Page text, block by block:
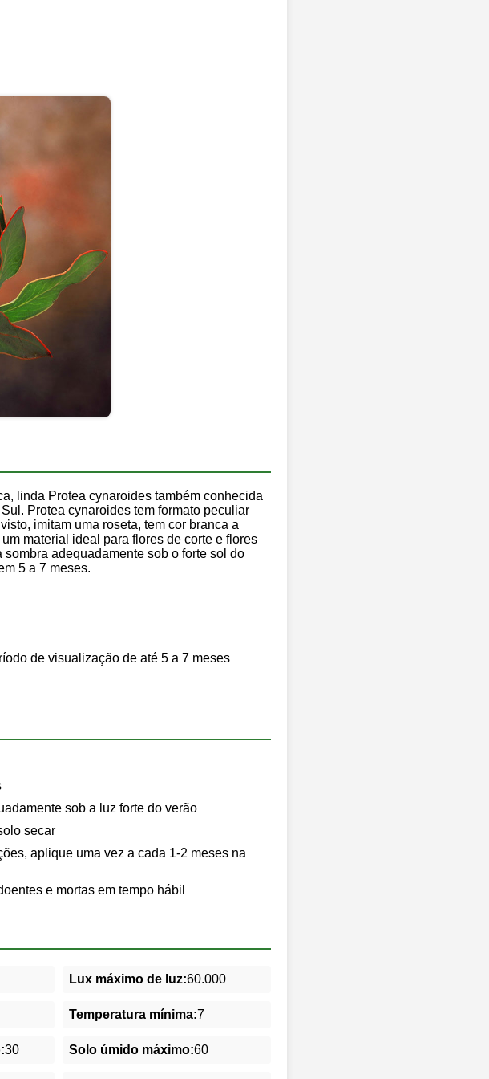
linda Protea cynaroides também conhecida
Protea cynaroides tem formato peculiar
imitam uma roseta, tem cor branca a
material ideal para flores de corte e flores
adequadamente sob o forte sol do
5 a 7 meses.
de visualização de até 5 a 7 meses
sob a luz forte do verão
secar
aplique uma vez a cada 1-2 meses na
e mortas em tempo hábil
Lux máximo de luz:60.000
Temperatura mínima:7
30 Solo úmido máximo:60